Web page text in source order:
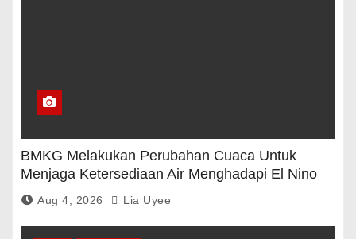
BMKG Melakukan Perubahan Cuaca Untuk
Menjaga Ketersediaan Air Menghadapi El Nino
Aug 4, 2026 Lia Uyee